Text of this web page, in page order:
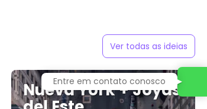
Ver todas as ideias
Nueva York + Joyas